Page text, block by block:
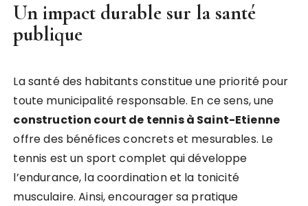
Un impact durable sur la santé
publique
La santé des habitants constitue une priorité pour
toute municipalité responsable. En ce sens, une
construction court de tennis à Saint-Etienne
offre des bénéfices concrets et mesurables. Le
tennis est un sport complet qui développe
l’endurance, la coordination et la tonicité
musculaire. Ainsi, encourager sa pratique